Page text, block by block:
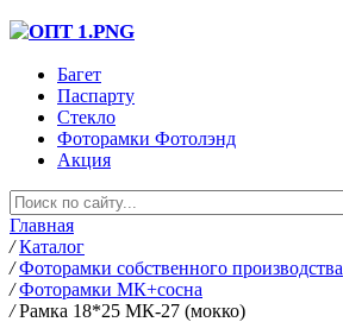
Багет
Паспарту
Стекло
Фоторамки Фотолэнд
Акция
Главная
/ Каталог
/ Фоторамки собственного производства
/ Фоторамки МК+сосна
/ Рамка 18*25 МК-27 (мокко)